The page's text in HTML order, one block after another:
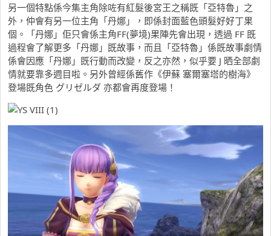
另一個特點係今集主角除咗有紅髮後宮王之稱既「亞特魯」之
外，仲會有另一位主角「丹娜」，即係封面藍色頭髮好好丁果
個。「丹娜」佢只會係主角FF(夢境)果陣先會出現，透過 FF 既
過程會了解更多「丹娜」既故事，而且「亞特魯」係既故事劇情
係會因應「丹娜」既行動而改變，反之亦然，似乎要 J 晒全部劇
情就要靠多週目啦。另外曾經係舊作《伊蘇 塞爾塞塔的樹海》
登場既角色 グリゼルダ 亦都會再度登場！